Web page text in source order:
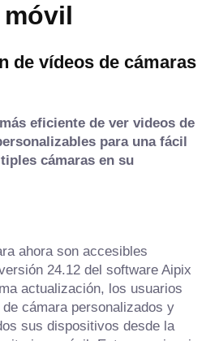
de vídeos de cámaras
eficiente de ver videos de
para una fácil
cámaras en su
ahora son accesibles
24.12 del software Aipix
actualización, los usuarios
cámara personalizados y
sus dispositivos desde la